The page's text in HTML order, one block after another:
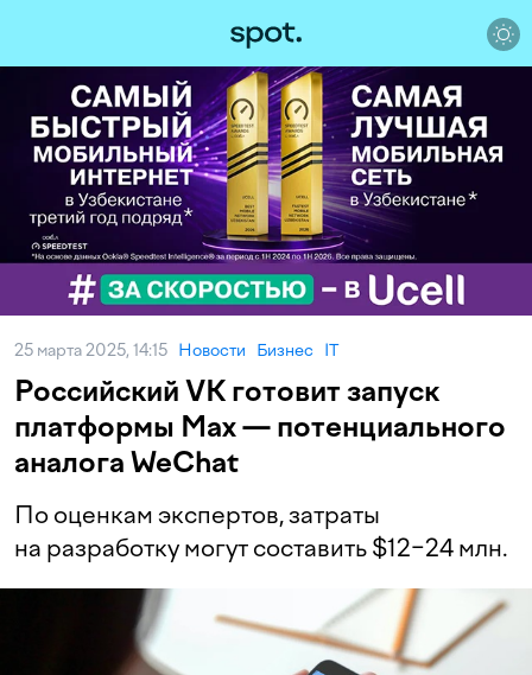
25 марта 2025, 14:15 Новости Бизнес IT
Российский VK готовит запуск
платформы Max — потенциального
аналога WeChat
По оценкам экспертов, затраты
на разработку могут составить $12−24 млн.